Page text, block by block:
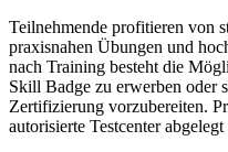
Teilnehmende profitieren von
praxisnahen Übungen und
nach Training besteht die
Skill Badge zu erwerben oder
Zertifizierung vorzubereiten.
autorisierte Testcenter